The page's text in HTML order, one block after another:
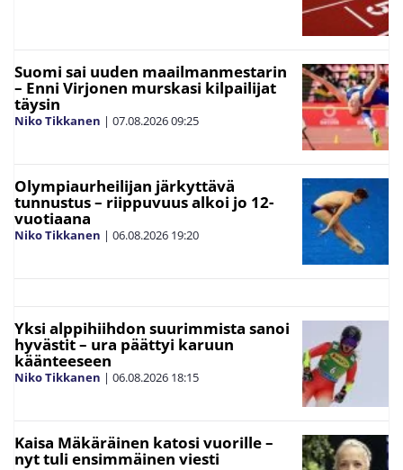
Suomi sai uuden maailmanmestarin
– Enni Virjonen murskasi kilpailijat
täysin
Niko Tikkanen | 07.08.202609:25
Olympiaurheilijan järkyttävä
tunnustus – riippuvuus alkoi jo 12-
vuotiaana
Niko Tikkanen | 06.08.2026 19:20
Yksi alppihiihdon suurimmista sanoi
hyvästit – ura päättyi karuun
käänteeseen
Niko Tikkanen | 06.08.2026 18:15
Kaisa Mäkäräinen katosi vuorille –
nyt tuli ensimmäinen viesti